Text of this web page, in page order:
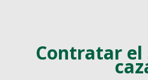
Contratar el